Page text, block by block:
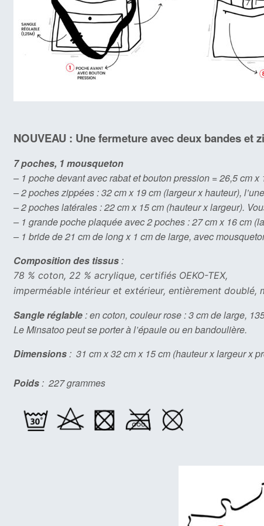
NOUVEAU : Une fermeture avec deux bandes et
7 poches, 1 mousqueton
– 1 poche devant avec rabat et bouton pression = 26,5 cm x
– 2 poches zippées : 32 cm x 19 cm (largeur x hauteur),
– 2 poches latérales : 22 cm x 15 cm (hauteur x largeur).
– 1 grande poche plaquée avec 2 poches : 27 cm x 16 cm
– 1 bride de 21 cm de long x 1 cm de large, avec
Composition des tissus:
78 % coton, 22 % acrylique, certifiés OEKO-TEX,
imperméable intérieur et extérieur, entièrement doublé,
Sangle réglable: en coton, couleur rose : 3 cm de large,
Le Minsatoo peut se porter à l’épaule ou en bandoulière.
Dimensions: 31 cm x 32 cm x 15 cm (hauteur x largeur x
Poids: 227 grammes